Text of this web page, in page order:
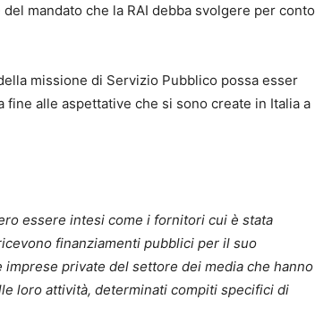
mandato che la RAI debba svolgere per conto
missione di Servizio Pubblico possa esser
fine alle aspettative che si sono create in Italia a
essere intesi come i fornitori cui è stata
finanziamenti pubblici per il suo
private del settore dei media che hanno
loro attività, determinati compiti specifici di